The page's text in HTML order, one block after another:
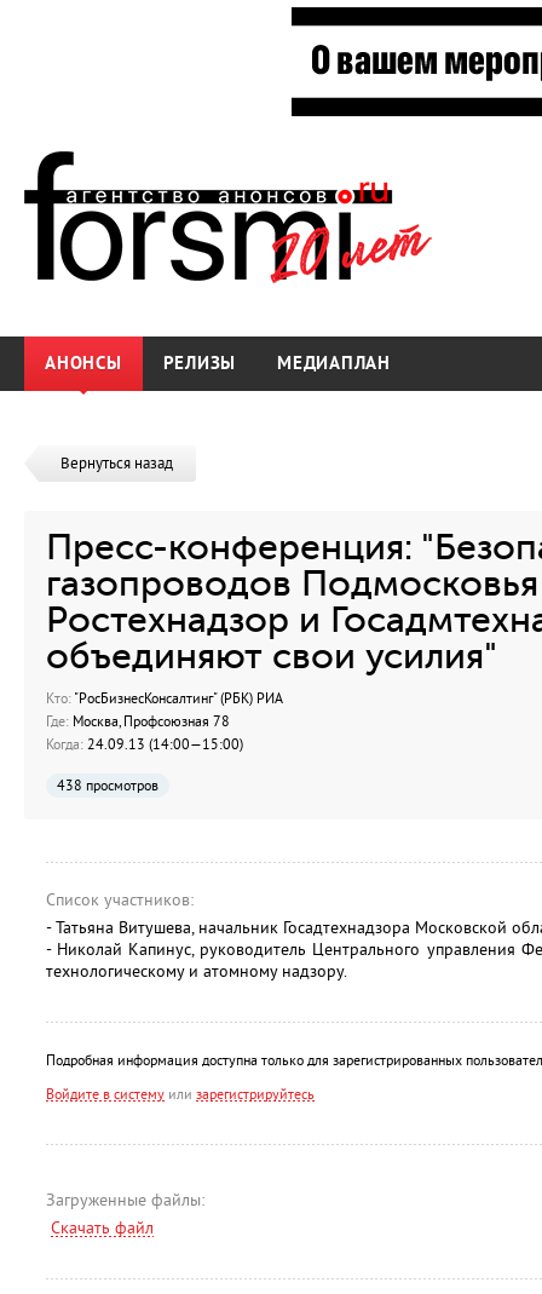
АНОНСЫ РЕЛИЗЫ МЕДИАПЛАН
Вернуться назад
Пресс-конференция:
газопроводов
Ростехнадзор и
объединяют свои усилия"
Кто: "РосБизнесКонсалтинг" (РБК) РИА
Где: Москва, Профсоюзная 78
Когда: 24.09.13 (14:00—15:00)
438 просмотров
Список участников:
- Татьяна Витушева, начальник Госадтехнадзора Московской
- Николай Капинус, руководитель Центрального управления
технологическому и атомному надзору.
Подробная информация доступна только для зарегистрированных
Войдите в систему или зарегистрируйтесь
Загруженные файлы:
Скачать файл